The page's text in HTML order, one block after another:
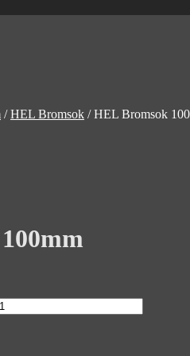
/HEL Bromsok /HEL Bromsok